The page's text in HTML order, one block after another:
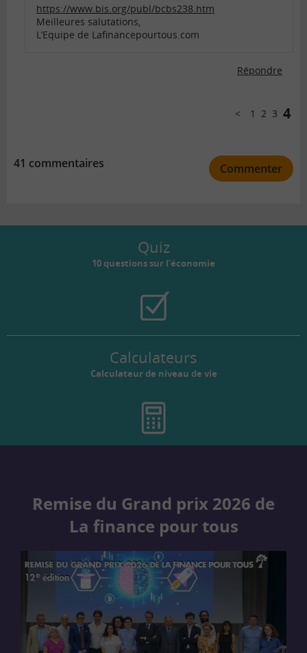
https://www.bis.org/publ/bcbs238.htm
Meilleures salutations,
L’Equipe de Lafinancepourtous.com
Répondre
Précédent
1 2 3 4
41 commentaires Commenter
Quiz
10 questions sur l’économie
Calculateurs
Calculateur de niveau de vie
Remise du Grand prix 2026 de
La finance pour tous